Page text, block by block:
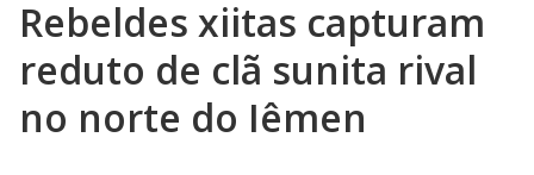
Rebeldes xiitas capturam
reduto de clã sunita rival
no norte do Iêmen